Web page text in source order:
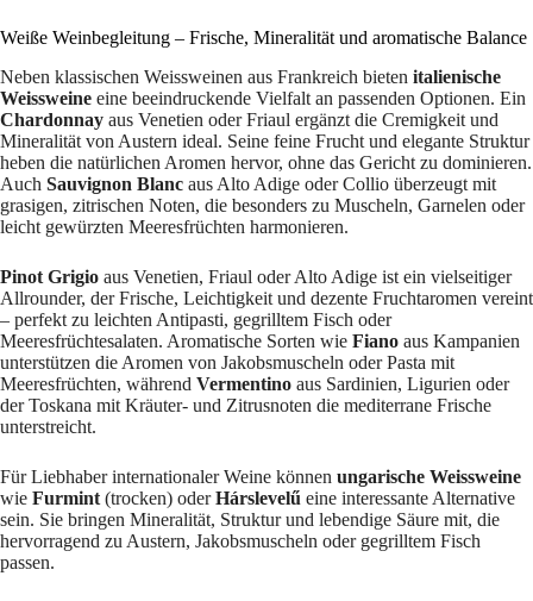
Weiße Weinbegleitung – Frische, Mineralität und aromatische Balance
Neben klassischen Weissweinen aus Frankreich bieten italienische
Weissweine eine beeindruckende Vielfalt an passenden Optionen. Ein
Chardonnay aus Venetien oder Friaul ergänzt die Cremigkeit und
Mineralität von Austern ideal. Seine feine Frucht und elegante Struktur
heben die natürlichen Aromen hervor, ohne das Gericht zu dominieren.
Auch Sauvignon Blanc aus Alto Adige oder Collio überzeugt mit
grasigen, zitrischen Noten, die besonders zu Muscheln, Garnelen oder
leicht gewürzten Meeresfrüchten harmonieren.
Pinot Grigio aus Venetien, Friaul oder Alto Adige ist ein vielseitiger
Allrounder, der Frische, Leichtigkeit und dezente Fruchtaromen vereint
– perfekt zu leichten Antipasti, gegrilltem Fisch oder
Meeresfrüchtesalaten. Aromatische Sorten wie Fiano aus Kampanien
unterstützen die Aromen von Jakobsmuscheln oder Pasta mit
Meeresfrüchten, während Vermentino aus Sardinien, Ligurien oder
der Toskana mit Kräuter- und Zitrusnoten die mediterrane Frische
unterstreicht.
Für Liebhaber internationaler Weine können ungarische Weissweine
wie Furmint (trocken) oderHárslevelű eine interessante Alternative
sein. Sie bringen Mineralität, Struktur und lebendige Säure mit, die
hervorragend zu Austern, Jakobsmuscheln oder gegrilltem Fisch
passen.